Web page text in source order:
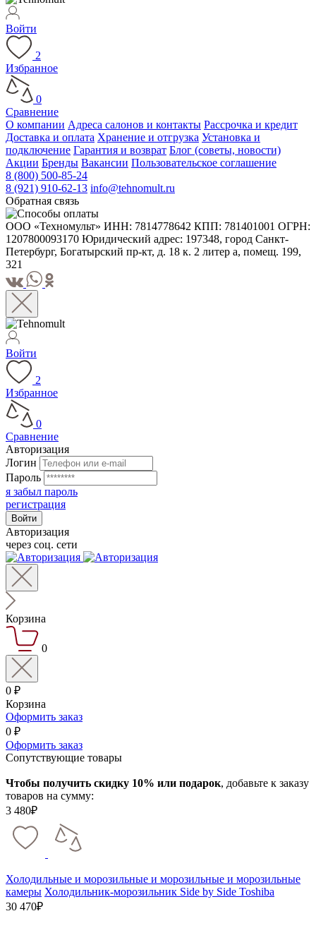
Войти
2
Избранное
0
Сравнение
О компании Адреса салонов и контакты Рассрочка и кредит
Доставка и оплата Хранение и отгрузка Установка и
подключение Гарантия и возврат Блог (советы, новости)
Акции Бренды Вакансии Пользовательское соглашение
8 (800) 500-85-24
8 (921) 910-62-13 info@tehnomult.ru
Обратная связь
ООО «Техномульт» ИНН: 7814778642 КПП: 781401001 ОГРН:
1207800093170 Юридический адрес: 197348, город Санкт-
Петербург, Богатырский пр-кт, д. 18 к. 2 литер а, помещ. 199,
321
Войти
2
Избранное
0
Сравнение
Авторизация
Логин
Пароль
я забыл пароль
регистрация
Авторизация
через соц. сети
Корзина
0
0 ₽
Корзина
Оформить заказ
0 ₽
Оформить заказ
Сопутствующие товары
Чтобы получить скидку 10% или подарок, добавьте к заказу
товаров на сумму:
3 480₽
Холодильные и морозильные и морозильные и морозильные
камеры Холодильник-морозильник Side by Side Toshiba
30 470₽